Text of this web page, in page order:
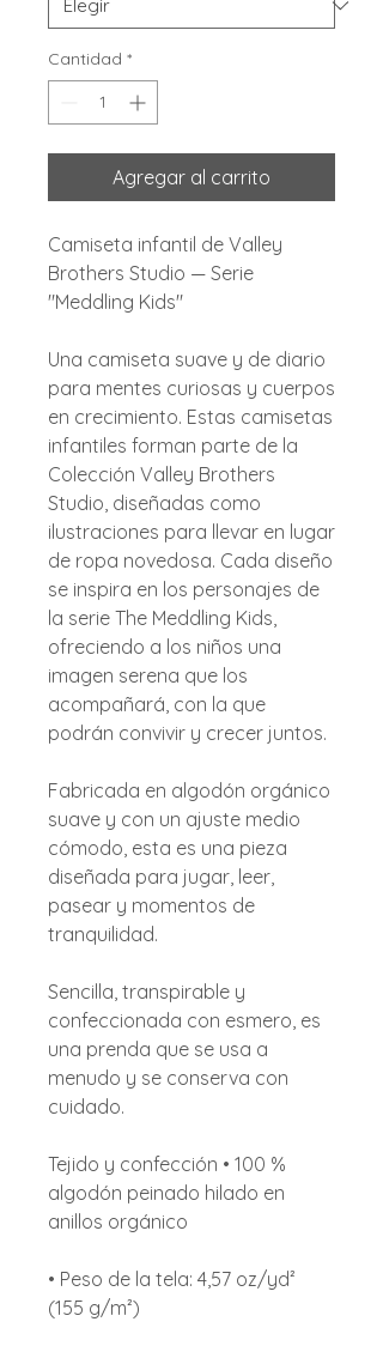
Cantidad *
Agregar al carrito
Camiseta infantil de Valley
Brothers Studio — Serie
"Meddling Kids"
Una camiseta suave y de diario
para mentes curiosas y cuerpos
en crecimiento. Estas camisetas
infantiles forman parte de la
Colección Valley Brothers
Studio, diseñadas como
ilustraciones para llevar en lugar
de ropa novedosa. Cada diseño
se inspira en los personajes de
la serie The Meddling Kids,
ofreciendo a los niños una
imagen serena que los
acompañará, con la que
podrán convivir y crecer juntos.
Fabricada en algodón orgánico
suave y con un ajuste medio
cómodo, esta es una pieza
diseñada para jugar, leer,
pasear y momentos de
tranquilidad.
Sencilla, transpirable y
confeccionada con esmero, es
una prenda que se usa a
menudo y se conserva con
cuidado.
Tejido y confección • 100 %
algodón peinado hilado en
anillos orgánico
• Peso de la tela: 4,57 oz/yd²
(155 g/m²)